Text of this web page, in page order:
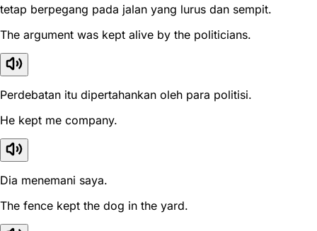
tetap berpegang pada jalan yang lurus dan sempit.
The argument was kept alive by the politicians.
Perdebatan itu dipertahankan oleh para politisi.
He kept me company.
Dia menemani saya.
The fence kept the dog in the yard.